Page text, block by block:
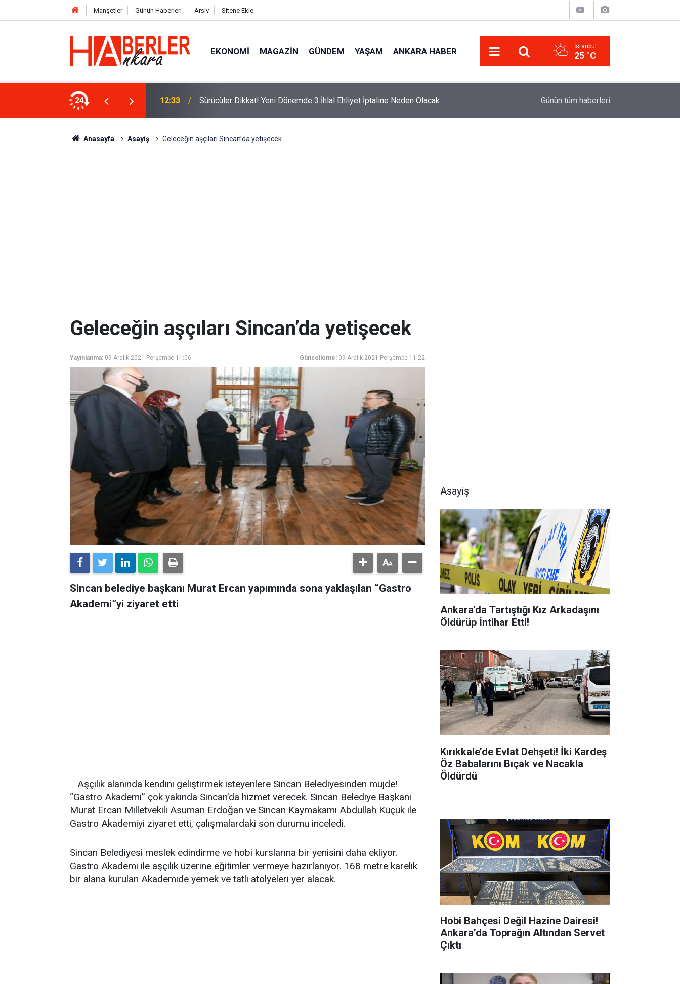
Manşetler Günün Haberleri Arşiv Sitene Ekle
EKONOMI MAGAZIN GÜNDEM YAŞAM ANKARA HABER İstanbul
25 °C
24
2026! Bayram Primi, Erzak Yardımı ve
12:33 Sürücüler Dikkat! Yeni Dönemde 3 İhlal Ehliyet İptaline Neden Olacak
Uzadı, Ödeme Kuralları Değişti
Günün tüm haberleri
Anasayfa Asayiş Geleceğin aşçıları Sincan’da yetişecek
Geleceğin aşçıları Sincan’da yetişecek
Yayınlanma: 09 Aralık 2021 Perşembe 11:06 Güncelleme: 09 Aralık 2021 Perşembe 11:22
Sincan belediye başkanı Murat Ercan yapımında sona yaklaşılan “Gastro
Akademi”yi ziyaret etti
Aşçılık alanında kendini geliştirmek isteyenlere Sincan Belediyesinden müjde!
“Gastro Akademi” çok yakında Sincan’da hizmet verecek. Sincan Belediye Başkanı
Murat Ercan Milletvekili Asuman Erdoğan ve Sincan Kaymakamı Abdullah Küçük ile
Gastro Akademiyi ziyaret etti, çalışmalardaki son durumu inceledi.
Sincan Belediyesi meslek edindirme ve hobi kurslarına bir yenisini daha ekliyor.
Gastro Akademi ile aşçılık üzerine eğitimler vermeye hazırlanıyor. 168 metre karelik
bir alana kurulan Akademide yemek ve tatlı atölyeleri yer alacak.
Asayiş
Ankara'da Tartıştığı Kız Arkadaşını
Öldürüp İntihar Etti!
Kırıkkale’de Evlat Dehşeti! İki Kardeş
Öz Babalarını Bıçak ve Nacakla
Öldürdü
Hobi Bahçesi Değil Hazine Dairesi!
Ankara’da Toprağın Altından Servet
Çıktı